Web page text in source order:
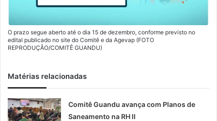
O prazo segue aberto até o dia 15 de dezembro, conforme previsto no
edital publicado no site do Comitê e da Agevap (FOTO
REPRODUÇÃO/COMITÊ GUANDU)
Matérias relacionadas
Comitê Guandu avança com Planos de
Saneamento na RH II